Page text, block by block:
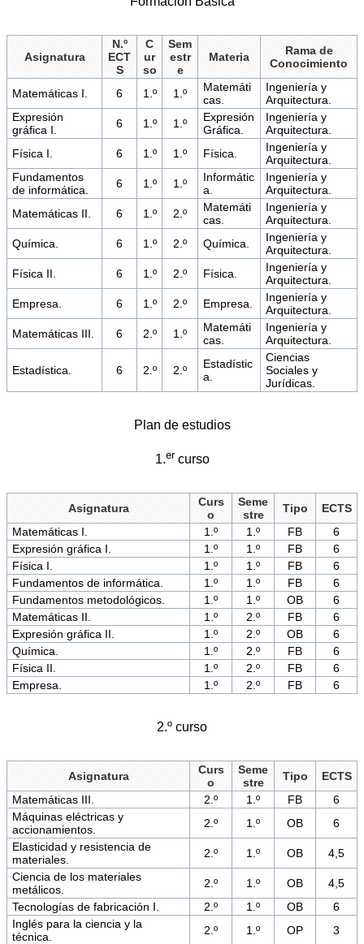
Asignatura
N.º
ECT
S
C
ur
so
Sem
estr
e
Materia
Rama de
Conocimiento
Matemáticas I. 6 1.º 1.º
Matemáti
cas.
Ingeniería y
Arquitectura.
Expresión
gráfica I.
6 1.º 1.º
Expresión
Gráfica.
Ingeniería y
Arquitectura.
Física I.
6 1.º 1.º Física.
Ingeniería y
Arquitectura.
Fundamentos
de informática.
6 1.º 1.º
Informátic
a.
Ingeniería y
Arquitectura.
Matemáticas II.
6 1.º 2.º
Matemáti
cas.
Ingeniería y
Arquitectura.
Química.
6 1.º 2.º Química.
Ingeniería y
Arquitectura.
Física II.
6 1.º 2.º Física.
Ingeniería y
Arquitectura.
Empresa.
6 1.º 2.º Empresa.
Ingeniería y
Arquitectura.
Matemáticas III.
6 2.º 1.º
Matemáti
cas.
Ingeniería y
Arquitectura.
Estadística. 6 2.º 2.º
Estadístic
a.
Ciencias
Sociales y
Jurídicas.
Plan de estudios
1.er curso
Asignatura
Curs
o
Seme
stre
Tipo
ECTS
Matemáticas I.
1.º 1.º FB
6
Expresión gráfica I.
1.º 1.º FB
6
Física I.
1.º 1.º FB
6
Fundamentos de informática.
1.º 1.º FB
6
Fundamentos metodológicos.
1.º 1.º OB
6
Matemáticas II.
1.º 2.º FB
6
Expresión gráfica II.
1.º 2.º OB
6
Química.
1.º 2.º FB
6
Física II.
1.º 2.º FB
6
Empresa.
1.º 2.º FB 6
2.º curso
Asignatura
Curs
o
Seme
stre
Tipo
ECTS
Matemáticas III.
2.º 1.º FB
6
Máquinas eléctricas y
accionamientos.
2.º 1.º OB
6
Elasticidad y resistencia de
materiales.
2.º 1.º OB
4,5
Ciencia de los materiales
metálicos.
2.º 1.º OB
4,5
Tecnologías de fabricación I.
2.º 1.º OB
6
Inglés para la ciencia y la
técnica.
2.º 1.º OP
3